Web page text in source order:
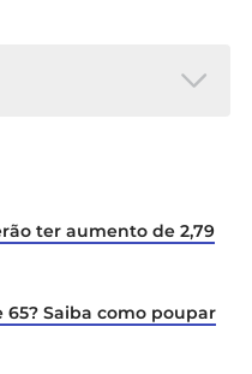
2025 do
Sharmin Sazedj e
ter aumento de 2,79
Saiba como poupar